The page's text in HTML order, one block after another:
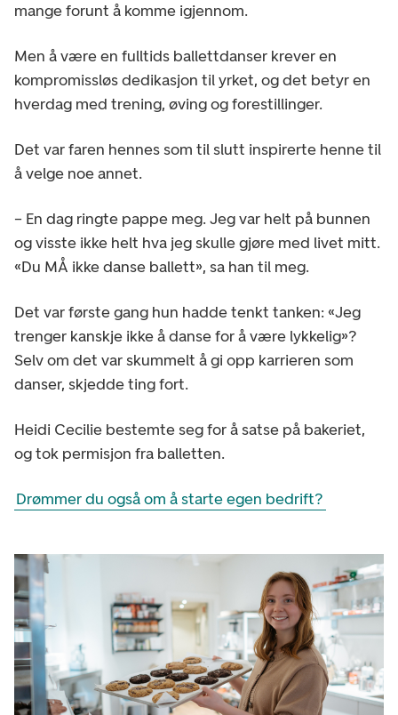
mange forunt å komme igjennom.
Men å være en fulltids ballettdanser krever en
kompromissløs dedikasjon til yrket, og det betyr en
hverdag med trening, øving og forestillinger.
Det var faren hennes som til slutt inspirerte henne til
å velge noe annet.
– En dag ringte pappe meg. Jeg var helt på bunnen
og visste ikke helt hva jeg skulle gjøre med livet mitt.
«Du MÅ ikke danse ballett», sa han til meg.
Det var første gang hun hadde tenkt tanken: «Jeg
trenger kanskje ikke å danse for å være lykkelig»?
Selv om det var skummelt å gi opp karrieren som
danser, skjedde ting fort.
Heidi Cecilie bestemte seg for å satse på bakeriet,
og tok permisjon fra balletten.
Drømmer du også om å starte egen bedrift?